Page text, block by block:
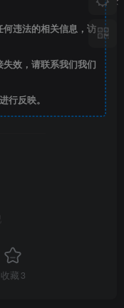
违法的相关信息，访
效，请联系我们我们
行反映。
收藏 3